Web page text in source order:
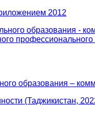
2012
образования –